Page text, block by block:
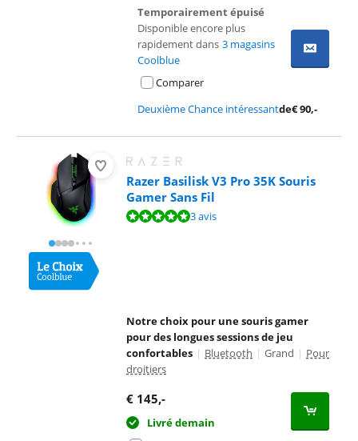
Temporairement épuisé
Disponible encore plus
rapidement dans 3 magasins
Coolblue
Comparer
Deuxième Chance intéressantde€90,-
Razer Basilisk V3 Pro 35K Souris
Gamer Sans Fil
La note est de 9,5 sur 10, basée sur 3 avis.
3 avis
Notre choix pour une souris gamer
pour des longues sessions de jeu
confortables | Bluetooth | Grand | Pour
droitiers
€ 145,-
Livré demain